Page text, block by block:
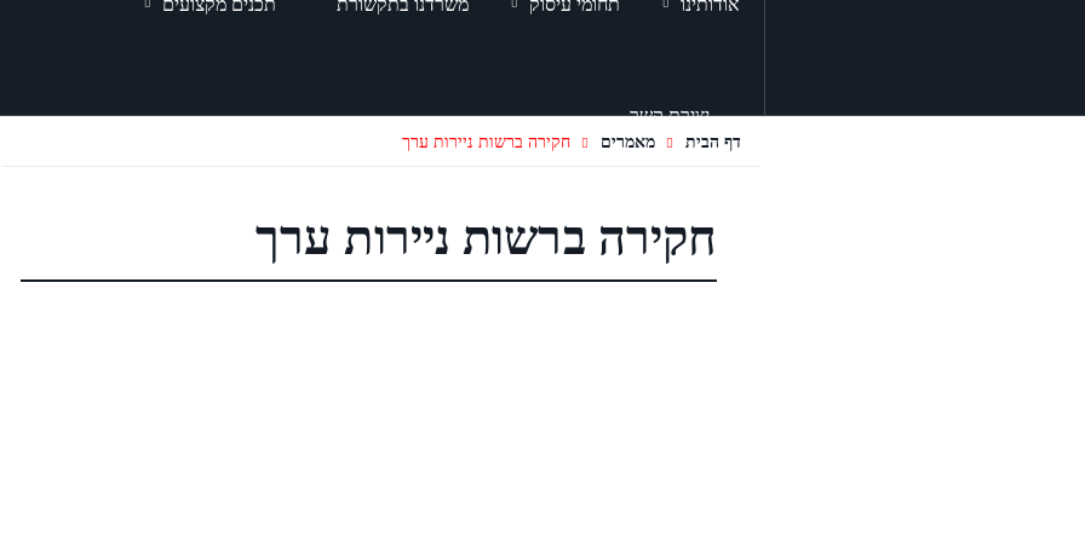
יצירת קשר
דף הבית מאמרים חקירה ברשות ניירות ערך
חקירה ברשות ניירות ערך